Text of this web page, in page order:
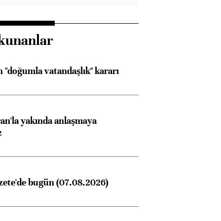
vatandaşlık" kararı
yakında anlaşmaya
bugün (07.08.2026)